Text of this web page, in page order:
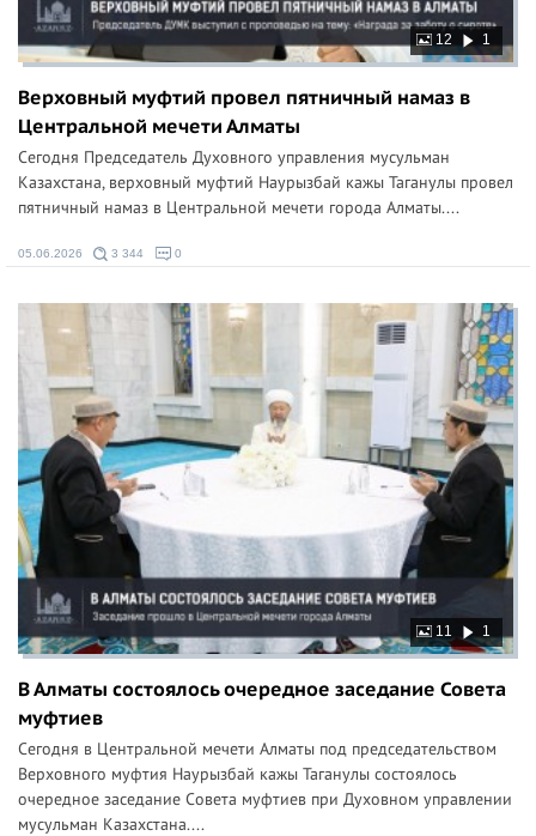
12 1
Верховный муфтий провел пятничный намаз в
Центральной мечети Алматы
Сегодня Председатель Духовного управления мусульман
Казахстана, верховный муфтий Наурызбай кажы Таганулы провел
пятничный намаз в Центральной мечети города Алматы....
05.06.2026 3 344 0
11 1
В Алматы состоялось очередное заседание Совета
муфтиев
Сегодня в Центральной мечети Алматы под председательством
Верховного муфтия Наурызбай кажы Таганулы состоялось
очередное заседание Совета муфтиев при Духовном управлении
мусульман Казахстана....